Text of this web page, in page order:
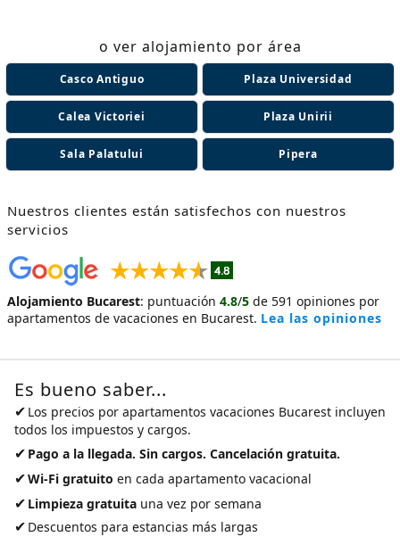
o ver alojamiento por área
Casco Antiguo Plaza Universidad
Calea Victoriei Plaza Unirii
Sala Palatului Pipera
Nuestros clientes están satisfechos con nuestros
servicios
Alojamiento Bucarest: puntuación 4.8/5 de 591 opiniones por
apartamentos de vacaciones en Bucarest. Lea las opiniones
Es bueno saber...
✔ Los precios por apartamentos vacaciones Bucarest incluyen
todos los impuestos y cargos.
✔ Pago a la llegada. Sin cargos. Cancelación gratuita.
✔Wi-Fi gratuito en cada apartamento vacacional
✔ Limpieza gratuita una vez por semana
✔ Descuentos para estancias más largas